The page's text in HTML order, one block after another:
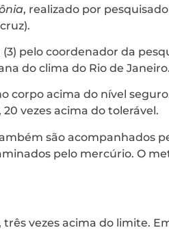
, realizado por
pelo coordenador da
do clima do Rio de Janeiro.
corpo acima do nível
vezes acima do tolerável.
são acompanhados
pelo mercúrio. O
vezes acima do limite.